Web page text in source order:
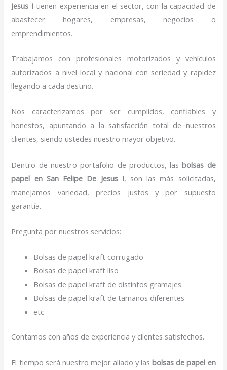
Jesus Itienen experiencia en el sector, con la capacidad de
abastecer hogares, empresas, negocios o
emprendimientos.
Trabajamos con profesionales motorizados y vehículos
autorizados a nivel local y nacional con seriedad y rapidez
llegando a cada destino.
Nos caracterizamos por ser cumplidos, confiables y
honestos, apuntando a la satisfacción total de nuestros
clientes, siendo ustedes nuestro mayor objetivo.
Dentro de nuestro portafolio de productos, lasbolsas de
papel en San Felipe De Jesus I, son las más solicitadas,
manejamos variedad, precios justos y por supuesto
garantía.
Pregunta por nuestros servicios:
Bolsas de papel kraft corrugado
Bolsas de papel kraft liso
Bolsas de papel kraft de distintos gramajes
Bolsas de papel kraft de tamaños diferentes
etc
Contamos con años de experiencia y clientes satisfechos.
El tiempo será nuestro mejor aliado y lasbolsas de papel en